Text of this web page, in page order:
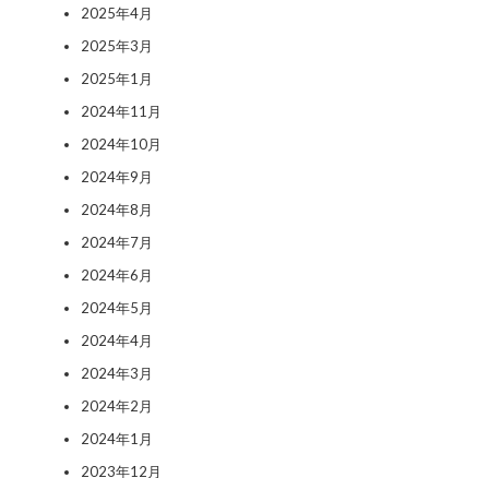
2025年4月
2025年3月
2025年1月
2024年11月
2024年10月
2024年9月
2024年8月
2024年7月
2024年6月
2024年5月
2024年4月
2024年3月
2024年2月
2024年1月
2023年12月